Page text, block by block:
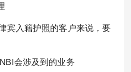
入籍护照的客户来说，要
会涉及到的业务